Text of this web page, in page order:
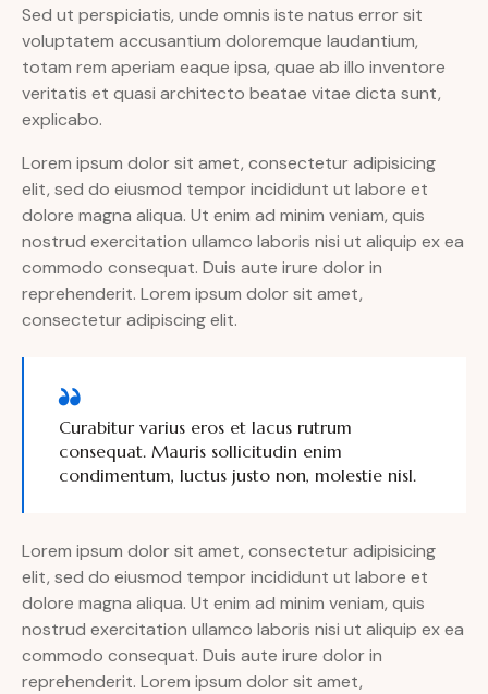
Sed ut perspiciatis, unde omnis iste natus error sit
voluptatem accusantium doloremque laudantium,
totam rem aperiam eaque ipsa, quae ab illo inventore
veritatis et quasi architecto beatae vitae dicta sunt,
explicabo.
Lorem ipsum dolor sit amet, consectetur adipisicing
elit, sed do eiusmod tempor incididunt ut labore et
dolore magna aliqua. Ut enim ad minim veniam, quis
nostrud exercitation ullamco laboris nisi ut aliquip ex ea
commodo consequat. Duis aute irure dolor in
reprehenderit. Lorem ipsum dolor sit amet,
consectetur adipiscing elit.
Curabitur varius eros et lacus rutrum
consequat. Mauris sollicitudin enim
condimentum, luctus justo non, molestie nisl.
Lorem ipsum dolor sit amet, consectetur adipisicing
elit, sed do eiusmod tempor incididunt ut labore et
dolore magna aliqua. Ut enim ad minim veniam, quis
nostrud exercitation ullamco laboris nisi ut aliquip ex ea
commodo consequat. Duis aute irure dolor in
reprehenderit. Lorem ipsum dolor sit amet,